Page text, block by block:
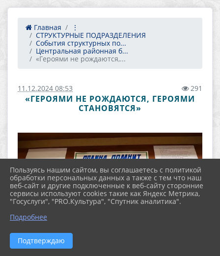
Главная
⋮
СТРУКТУРНЫЕ ПОДРАЗДЕЛЕНИЯ
События структурных по...
Центральная районная б...
«Героями не рождаются,...
11.12.2024 08:53 291
«ГЕРОЯМИ НЕ РОЖДАЮТСЯ, ГЕРОЯМИ
СТАНОВЯТСЯ»
Пользуясь нашим сайтом, вы соглашаетесь с политикой
обработки персональных данных а также с тем что наш
веб-сайт и другие подключенные к веб-сайту сторонние
сервисы используют cookies такие как Яндекс Метрика,
"Госуслуги", "PRO.Культура", "Спутник аналитика".
Подробнее
Подтверждаю